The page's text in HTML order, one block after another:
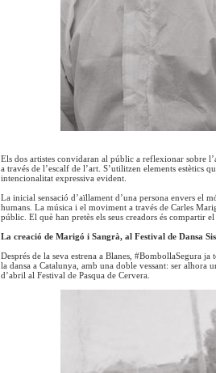
Els dos artistes convidaran al públic a reflexionar sobre
a través de l’escalf de l’art. S’utilitzen elements estètics
intencionalitat expressiva evident.
La inicial sensació d’aïllament d’una persona envers el
humans. La música i el moviment a través de Carles
públic. El què han pretès els seus creadors és compartir
La creació de Marigó i Sangrà, al Festival de Dansa
Després de la seva estrena a Blanes, #BombollaSegura
la dansa a Catalunya, amb una doble vessant: ser alhora
d’abril al Festival de Pasqua de Cervera.